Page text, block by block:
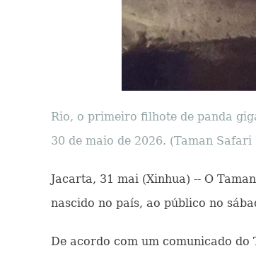
Rio, o primeiro filhote de panda
30 de maio de 2026. (Taman
Jacarta, 31 mai (Xinhua) -- O
nascido no país, ao público no
De acordo com um comunicado